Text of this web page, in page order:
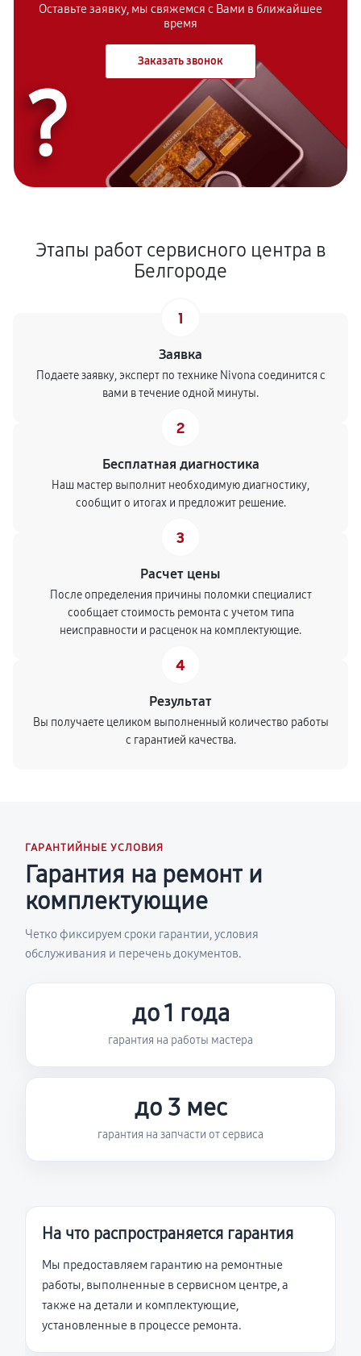
Оставьте заявку, мы свяжемся с Вами в ближайшее
время
Заказать звонок
?
Этапы работ сервисного центра в
Белгороде
1
Заявка
Подаете заявку, эксперт по технике Nivona соединится с
вами в течение одной минуты.
2
Бесплатная диагностика
Наш мастер выполнит необходимую диагностику,
сообщит о итогах и предложит решение.
3
Расчет цены
После определения причины поломки специалист
сообщает стоимость ремонта с учетом типа
неисправности и расценок на комплектующие.
4
Результат
Вы получаете целиком выполненный количество работы
с гарантией качества.
ГАРАНТИЙНЫЕ УСЛОВИЯ
Гарантия на ремонт и
комплектующие
Четко фиксируем сроки гарантии, условия
обслуживания и перечень документов.
до 1 года
гарантия на работы мастера
до 3 мес
гарантия на запчасти от сервиса
На что распространяется гарантия
Мы предоставляем гарантию на ремонтные
работы, выполненные в сервисном центре, а
также на детали и комплектующие,
установленные в процессе ремонта.